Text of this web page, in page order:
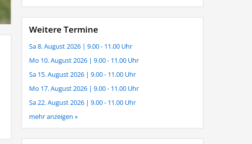
Weitere Termine
Sa 8. August 2026 | 9.00 - 11.00 Uhr
Mo 10. August 2026 | 9.00 - 11.00 Uhr
Sa 15. August 2026 | 9.00 - 11.00 Uhr
Mo 17. August 2026 | 9.00 - 11.00 Uhr
Sa 22. August 2026 | 9.00 - 11.00 Uhr
mehr anzeigen »